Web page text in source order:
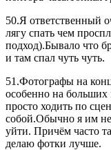
50.Я ответственный
лягу спать чем
подход).Бывало что
и там спал чуть чуть.
51.Фотографы на
особенно на больших
просто ходить по
собой.Обычно я им
уйти. Причём часто
делаю фотки лучше.